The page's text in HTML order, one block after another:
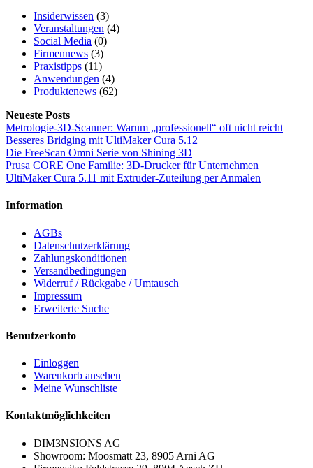
Insiderwissen (3)
Veranstaltungen (4)
Social Media (0)
Firmennews (3)
Praxistipps (11)
Anwendungen (4)
Produktenews (62)
Neueste Posts
Metrologie-3D-Scanner: Warum „professionell“ oft nicht reicht
Besseres Bridging mit UltiMaker Cura 5.12
Die FreeScan Omni Serie von Shining 3D
Prusa CORE One Familie: 3D-Drucker für Unternehmen
UltiMaker Cura 5.11 mit Extruder-Zuteilung per Anmalen
Information
AGBs
Datenschutzerklärung
Zahlungskonditionen
Versandbedingungen
Widerruf / Rückgabe / Umtausch
Impressum
Erweiterte Suche
Benutzerkonto
Einloggen
Warenkorb ansehen
Meine Wunschliste
Kontaktmöglichkeiten
DIM3NSIONS AG
Showroom: Moosmatt 23, 8905 Arni AG